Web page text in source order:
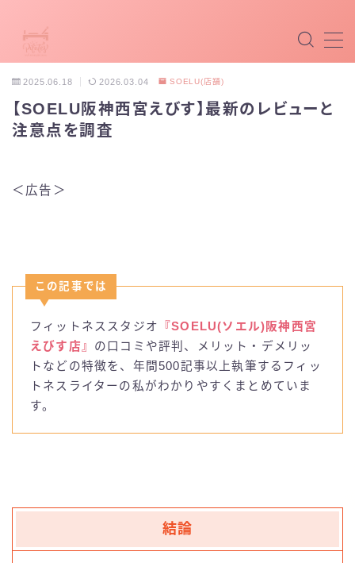
MENU
マシンピラティス
パーソナルピラティス
ホットピラティス
掲載希望
お問い合わせ
luluto(ルルト)
2025.06.18 2026.03.04 SOELU(店舗)
【SOELU阪神西宮えびす】最新のレビューと
注意点を調査
＜広告＞
この記事では
フィットネススタジオ
『SOELU(ソエル)阪神西宮
えびす店』 の口コミや評判、メリット・デメリッ
トなどの特徴を、年間500記事以上執筆するフィッ
トネスライターの私がわかりやすくまとめていま
す。
結論